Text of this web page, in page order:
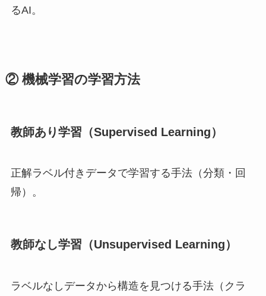
るAI。
② 機械学習の学習方法
教師あり学習（Supervised Learning）
正解ラベル付きデータで学習する手法（分類・回
帰）。
教師なし学習（Unsupervised Learning）
ラベルなしデータから構造を見つける手法（クラ